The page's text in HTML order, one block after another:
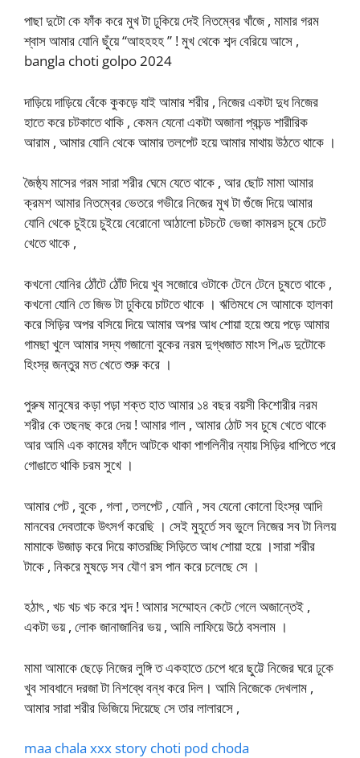
পাছা দুটো কে ফাঁক করে মুখ টা ঢুকিয়ে দেই নিতম্বের খাঁজে , মামার গরম
শ্বাস আমার যোনি ছুঁয়ে “আহহহহ ” ! মুখ থেকে শব্দ বেরিয়ে আসে ,
bangla choti golpo 2024
দাড়িয়ে দাড়িয়ে বেঁকে কুকড়ে যাই আমার শরীর , নিজের একটা দুধ নিজের
হাতে করে চটকাতে থাকি , কেমন যেনো একটা অজানা প্রচন্ড শারীরিক
আরাম , আমার যোনি থেকে আমার তলপেট হয়ে আমার মাথায় উঠতে থাকে ।
জৈষ্ঠ্য মাসের গরম সারা শরীর ঘেমে যেতে থাকে , আর ছোট মামা আমার
ক্রমশ আমার নিতম্বের ভেতরে গভীরে নিজের মুখ টা গুঁজে দিয়ে আমার
যোনি থেকে চুইয়ে চুইয়ে বেরোনো আঠালো চটচটে ভেজা কামরস চুষে চেটে
খেতে থাকে ,
কখনো যোনির ঠোঁটে ঠোঁট দিয়ে খুব সজোরে ওটাকে টেনে টেনে চুষতে থাকে ,
কখনো যোনি তে জিভ টা ঢুকিয়ে চাটতে থাকে । ঋতিমধে সে আমাকে হালকা
করে সিড়ির অপর বসিয়ে দিয়ে আমার অপর আধ শোয়া হয়ে শুয়ে পড়ে আমার
গামছা খুলে আমার সদ্য গজানো বুকের নরম দুগ্ধজাত মাংস পিণ্ড দুটোকে
হিংস্র জন্তুর মত খেতে শুরু করে ।
পুরুষ মানুষের কড়া পড়া শক্ত হাত আমার ১৪ বছর বয়সী কিশোরীর নরম
শরীর কে তছনছ করে দেয় ! আমার গাল , আমার ঠোট সব চুষে খেতে থাকে
আর আমি এক কামের ফাঁদে আটকে থাকা পাগলিনীর ন্যায় সিড়ির ধাপিতে পরে
গোঙাতে থাকি চরম সুখে ।
আমার পেট , বুকে , গলা , তলপেট , যোনি , সব যেনো কোনো হিংস্র আদি
মানবের দেবতাকে উৎসর্গ করেছি । সেই মুহূর্তে সব ভুলে নিজের সব টা নিলয়
মামাকে উজাড় করে দিয়ে কাতরচ্ছি সিড়িতে আধ শোয়া হয়ে ।সারা শরীর
টাকে , নিকরে মুষড়ে সব যৌণ রস পান করে চলেছে সে ।
হঠাৎ , খচ খচ খচ করে শব্দ ! আমার সম্মোহন কেটে গেলে অজান্তেই ,
একটা ভয় , লোক জানাজানির ভয় , আমি লাফিয়ে উঠে বসলাম ।
মামা আমাকে ছেড়ে নিজের লুঙ্গি ত একহাতে চেপে ধরে ছুট্টে নিজের ঘরে ঢুকে
খুব সাবধানে দরজা টা নিশব্ধে বন্ধ করে দিল। আমি নিজেকে দেখলাম ,
আমার সারা শরীর ভিজিয়ে দিয়েছে সে তার লালারসে ,
maa chala xxx story choti pod choda